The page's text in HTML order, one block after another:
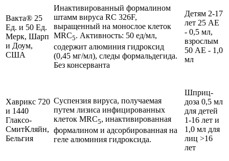
Вакта® 25
Ед. и 50 Ед.
Мерк, Шарп
и Доум,
США
Инактивированный формалином
штамм вируса RC 326F,
выращенный на монослое клеток
MRC5. Активность: 50 ед/мл,
содержит алюминия гидроксид
(0,45 мг/мл), следы формальдегида.
Без консерванта
Детям 2-17
лет 25 АЕ
- 0,5 мл,
взрослым
50 АЕ - 1,0
мл
Хаврикс 720
и 1440
Глаксо-
СмитКляйн,
Бельгия
Суспензия вируса, получаемая
путем лизиса инфицированных
клеток MRC5, инактивированная
формалином и адсорбированная на
геле алюминия гидроксида.
Шприц-
доза 0,5 мл
для детей
1-16 лет и
1,0 мл для
лиц >16
лет